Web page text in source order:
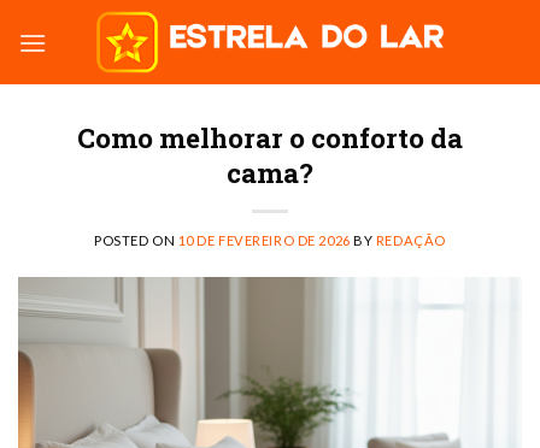
Como melhorar o conforto da
cama?
POSTED ON 10 DE FEVEREIRO DE 2026 BY REDAÇÃO